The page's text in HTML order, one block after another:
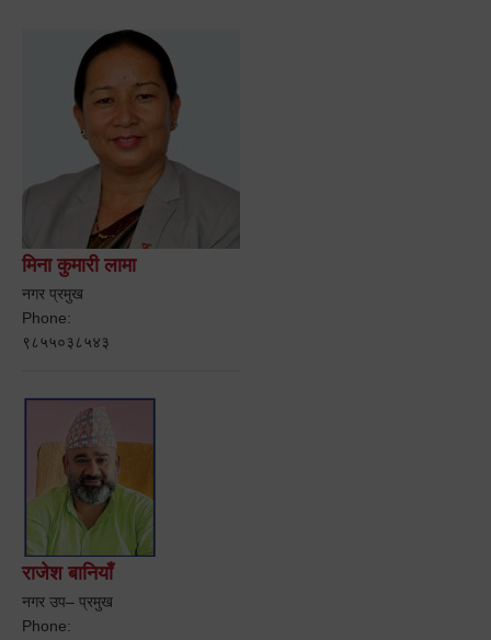
मिना कुमारी लामा
नगर प्रमुख
Phone:
९८५५०३८५४३
राजेश बानियाँ
नगर उप– प्रमुख
Phone: